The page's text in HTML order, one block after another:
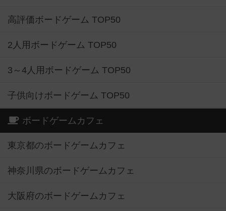
高評価ボードゲーム TOP50
2人用ボードゲーム TOP50
3～4人用ボードゲーム TOP50
子供向けボードゲーム TOP50
ボードゲームカフェ
東京都のボードゲームカフェ
神奈川県のボードゲームカフェ
大阪府のボードゲームカフェ